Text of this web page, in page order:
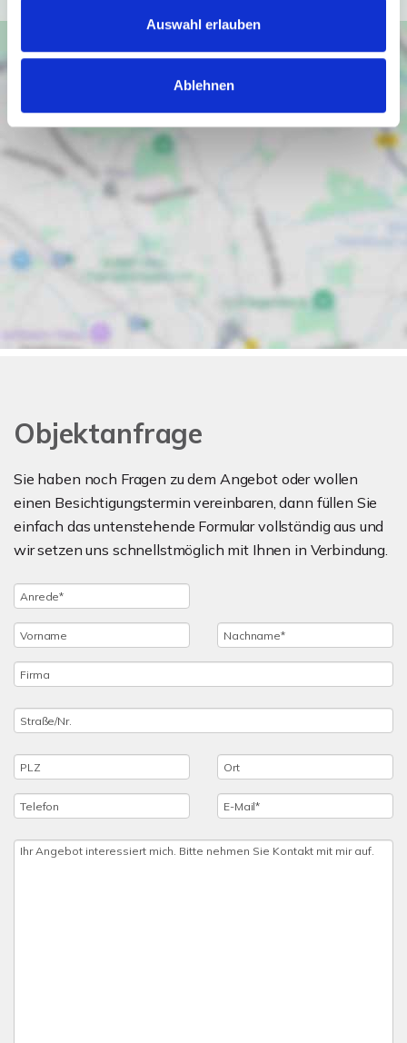
Auswahl erlauben
Ablehnen
Objektanfrage
Sie haben noch Fragen zu dem Angebot oder wollen
einen Besichtigungstermin vereinbaren, dann füllen Sie
einfach das untenstehende Formular vollständig aus und
wir setzen uns schnellstmöglich mit Ihnen in Verbindung.